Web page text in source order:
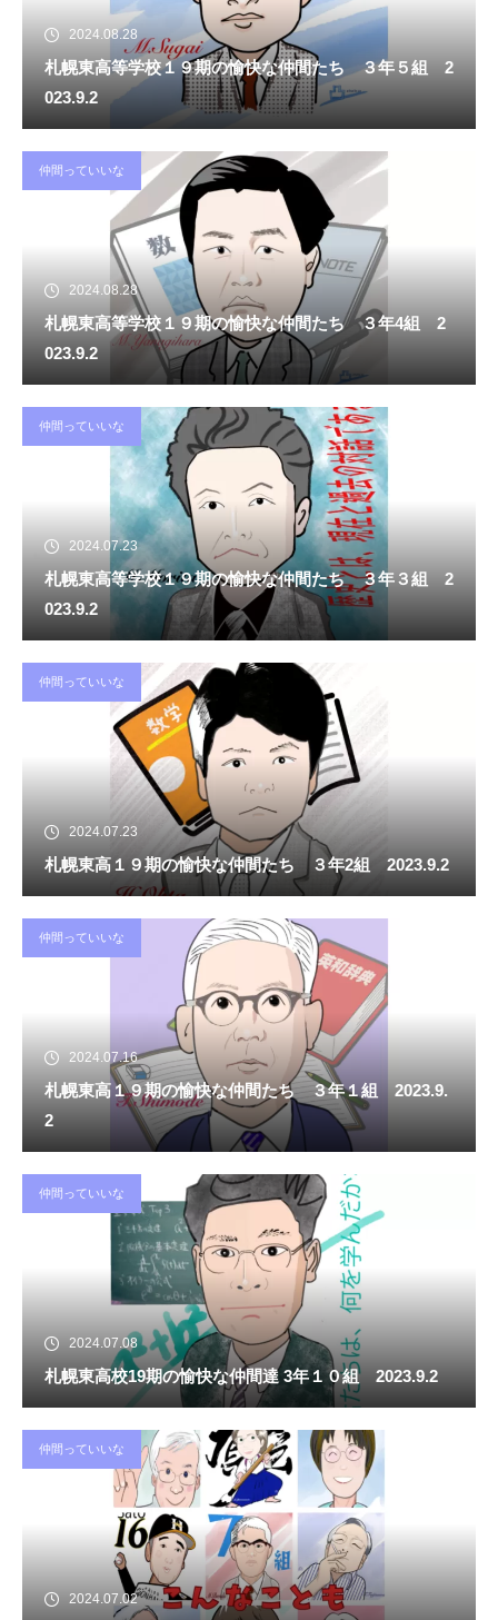
2024.08.28
札幌東高等学校１９期の愉快な仲間たち ３年５組 2
023.9.2
仲間っていいな
2024.08.28
札幌東高等学校１９期の愉快な仲間たち ３年4組 2
023.9.2
仲間っていいな
2024.07.23
札幌東高等学校１９期の愉快な仲間たち ３年３組 2
023.9.2
仲間っていいな
2024.07.23
札幌東高１９期の愉快な仲間たち ３年2組 2023.9.2
仲間っていいな
2024.07.16
札幌東高１９期の愉快な仲間たち ３年１組 2023.9.
2
仲間っていいな
2024.07.08
札幌東高校19期の愉快な仲間達 3年１０組 2023.9.2
仲間っていいな
2024.07.02